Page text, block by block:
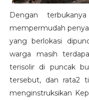
Dengan
mempermudah
yang berlokasi
warga masih
terisolir di puncak
tersebut, dan rata2
menginstruksikan